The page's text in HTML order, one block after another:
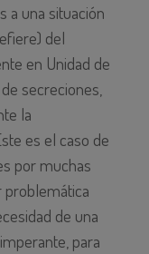
a una situación
del
en Unidad de
secreciones,
la
es el caso de
por muchas
problemática
de una
para